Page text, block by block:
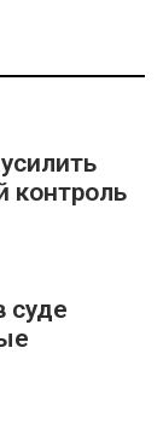
контроль
суде